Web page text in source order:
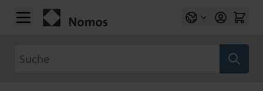
Zum Inhalt springen